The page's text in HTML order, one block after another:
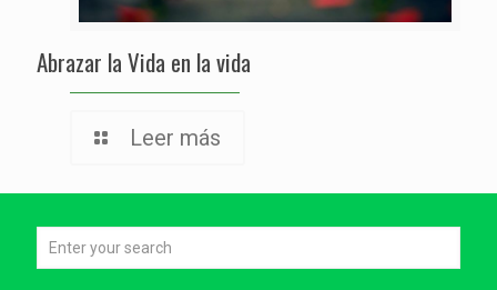
Abrazar la Vida en la vida
Leer más